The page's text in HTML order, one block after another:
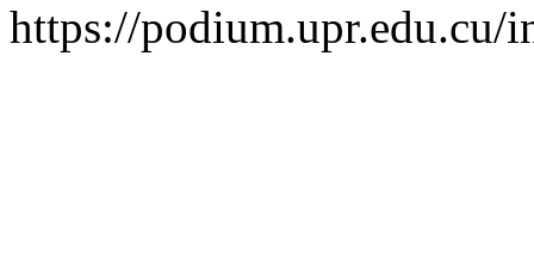
https://